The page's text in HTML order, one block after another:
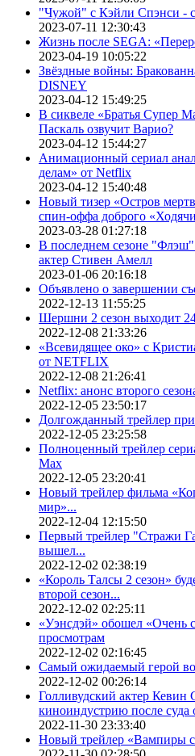
"Чужой" с Кэйли Спэнси -
2023-07-11 12:30:43
Жизнь после SEGA:
2023-04-19 10:05:22
Звёздные войны:
DISNEY
2023-04-12 15:49:25
В сиквеле «Братья Супер
Паскаль озвучит Варио?
2023-04-12 15:44:27
Анимационный сериал
делам» от Netflix
2023-04-12 15:40:48
Новый тизер «Остров
спин-оффа доброго
2023-03-28 01:27:18
В последнем сезоне
актер Стивен Амелл
2023-01-06 20:16:18
Объявлено о завершении
2022-12-13 11:55:25
Шершни 2 сезон выходит
2022-12-08 21:33:26
«Всевидящее око» с
от NETFLIX
2022-12-08 21:26:41
Netflix: анонс второго
2022-12-05 23:50:17
Долгожданный трейлер
2022-12-05 23:25:58
Полноценный трейлер
Max
2022-12-05 23:20:41
Новый трейлер фильма
мир»...
2022-12-04 12:15:50
Первый трейлер "Стражи
вышел...
2022-12-02 02:38:19
«Король Талсы 2 сезон»
второй сезон...
2022-12-02 02:25:11
«Уэнсдэй» обошел «Очень
просмотрам
2022-12-02 02:16:45
Самый ожидаемый герой
2022-12-02 00:26:14
Голливудский актер Кевин
киноиндустрию после суда
2022-11-30 23:33:40
Новый трейлер «Вампиры